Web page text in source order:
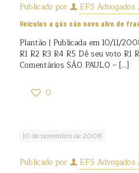
Publicado por EFS Advogados
Veículos a gás são novo alvo de
Plantão | Publicada em 10/11/
R1 R2 R3 R4 R5 Dê seu voto R1
Comentários SÃO PAULO – […]
0
10 de novembro de 2008
Publicado por EFS Advogados